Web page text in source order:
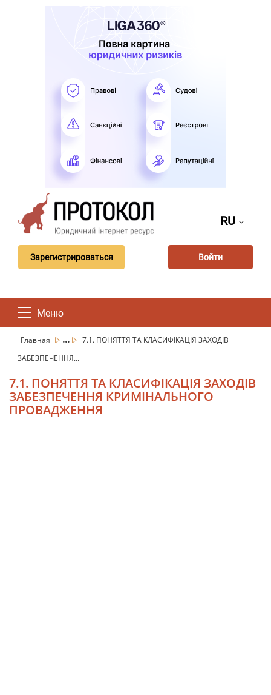
RU
Зарегистрироваться Войти
Меню
Главная ...
7.1. ПОНЯТТЯ ТА КЛАСИФІКАЦІЯ ЗАХОДІВ
ЗАБЕЗПЕЧЕННЯ...
7.1. ПОНЯТТЯ ТА КЛАСИФІКАЦІЯ ЗАХОДІВ
ЗАБЕЗПЕЧЕННЯ КРИМІНАЛЬНОГО
ПРОВАДЖЕННЯ